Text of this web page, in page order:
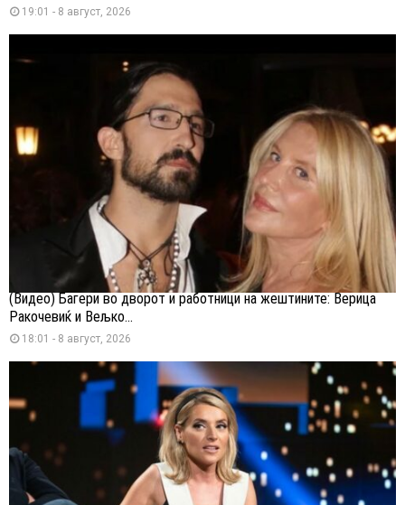
19:01 - 8 август, 2026
(Видео) Багери во дворот и работници на жештините: Верица
Ракочевиќ и Вељко...
18:01 - 8 август, 2026